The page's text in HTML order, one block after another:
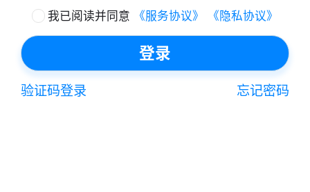
我已阅读并同意 《服务协议》 《隐私协议》
登录
验证码登录 忘记密码